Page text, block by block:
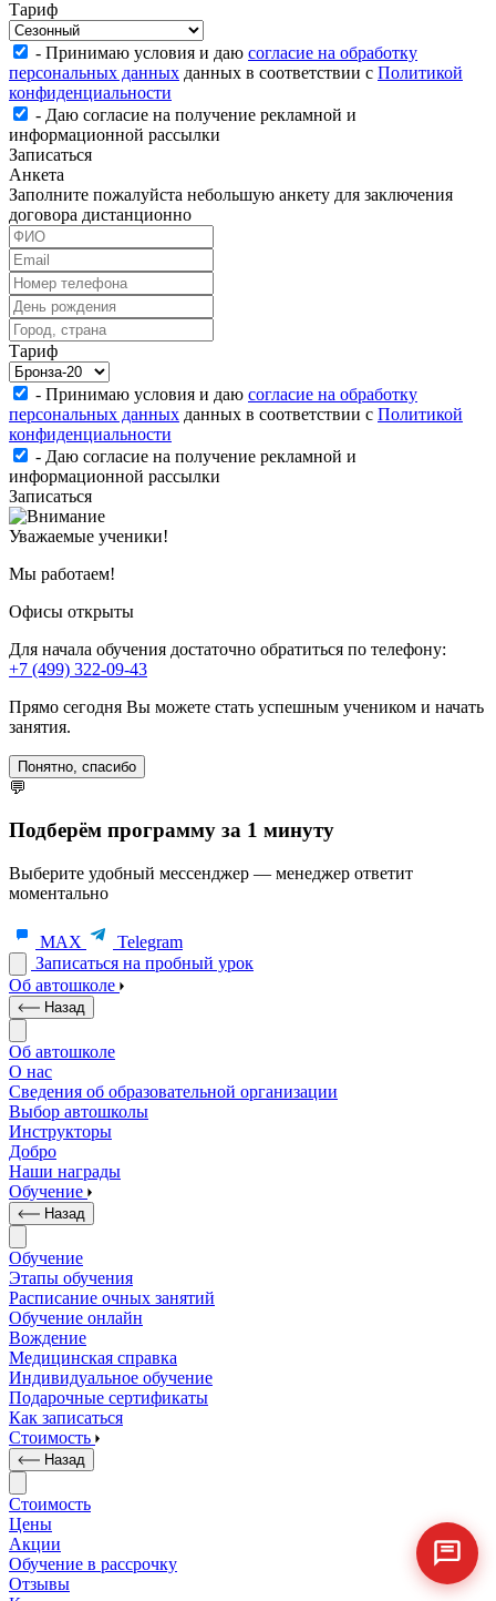
Тариф
- Принимаю условия и даю согласие на обработку
персональных данных данных в соответствии с Политикой
конфиденциальности
- Даю согласие на получение рекламной и
информационной рассылки
Записаться
Анкета
Заполните пожалуйста небольшую анкету для заключения
договора дистанционно
Тариф
- Принимаю условия и даю согласие на обработку
персональных данных данных в соответствии с Политикой
конфиденциальности
- Даю согласие на получение рекламной и
информационной рассылки
Записаться
Уважаемые ученики!
Мы работаем!
Офисы открыты
Для начала обучения достаточно обратиться по телефону:
+7 (499) 322-09-43
Прямо сегодня Вы можете стать успешным учеником и начать
занятия.
Понятно, спасибо
💬
Подберём программу за 1 минуту
Выберите удобный мессенджер — менеджер ответит
моментально
MAX
Telegram
Записаться на пробный урок
Об автошколе
Назад
Об автошколе
О нас
Сведения об образовательной организации
Выбор автошколы
Инструкторы
Добро
Наши награды
Обучение
Назад
Обучение
Этапы обучения
Расписание очных занятий
Обучение онлайн
Вождение
Медицинская справка
Индивидуальное обучение
Подарочные сертификаты
Как записаться
Стоимость
Назад
Стоимость
Цены
Акции
Обучение в рассрочку
Отзывы